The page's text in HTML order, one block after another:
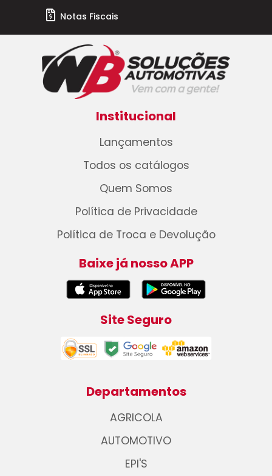
Notas Fiscais
Institucional
Lançamentos
Todos os catálogos
Quem Somos
Política de Privacidade
Política de Troca e Devolução
Baixe já nosso APP
Site Seguro
Departamentos
AGRICOLA
AUTOMOTIVO
EPI'S